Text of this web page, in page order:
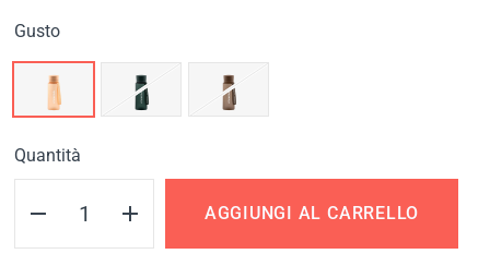
Gusto
Quantità
AGGIUNGI AL CARRELLO